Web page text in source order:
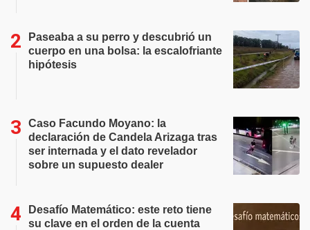
Paseaba a su perro y descubrió un
cuerpo en una bolsa: la escalofriante
hipótesis
Caso Facundo Moyano: la
declaración de Candela Arizaga tras
ser internada y el dato revelador
sobre un supuesto dealer
Desafío Matemático: este reto tiene
su clave en el orden de la cuenta